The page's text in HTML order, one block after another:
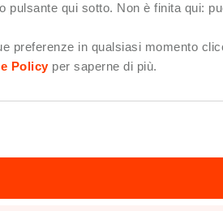
pulsante qui sotto. Non è finita qui:
preferenze in qualsiasi momento
Policyper saperne di più.